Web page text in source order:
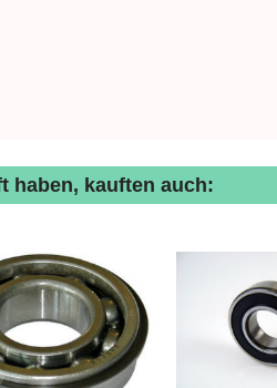
haben, kauften auch: